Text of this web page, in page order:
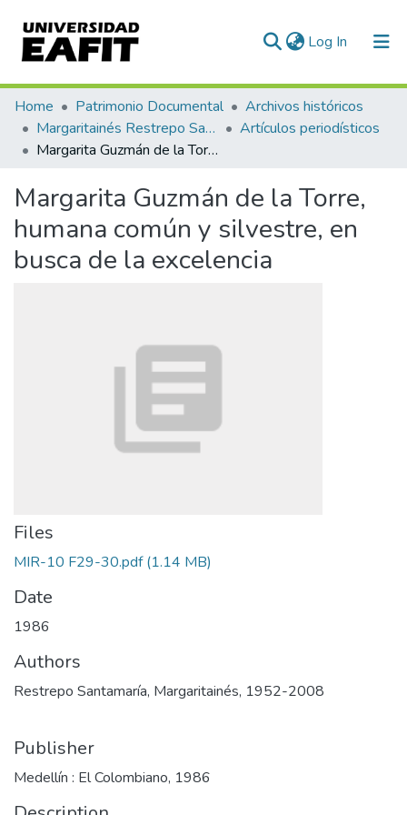
Log In (current)
Communities & Collections
All of DSpace
Home Patrimonio Documental
Archivos históricos
Margaritainés Restrepo Santamaría
Artículos periodísticos
Margarita Guzmán de la Torre, humana común y silvestre, en busca de la excelencia
Margarita Guzmán de la Torre,
humana común y silvestre, en
busca de la excelencia
Files
MIR-10 F29-30.pdf(1.14 MB)
Date
1986
Authors
Restrepo Santamaría, Margaritainés, 1952-2008
Publisher
Medellín : El Colombiano, 1986